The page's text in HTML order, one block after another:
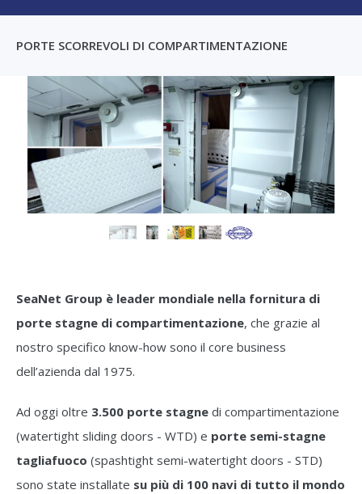
PORTE SCORREVOLI DI COMPARTIMENTAZIONE
SeaNet Group è leader mondiale nella fornitura di
porte stagne di compartimentazione, che grazie al
nostro specifico know-how sono il core business
dell’azienda dal 1975.
Ad oggi oltre 3.500 porte stagne di compartimentazione
(watertight sliding doors - WTD) e porte semi-stagne
tagliafuoco (spashtight semi-watertight doors - STD)
sono state installate su più di 100 navi di tutto il mondo